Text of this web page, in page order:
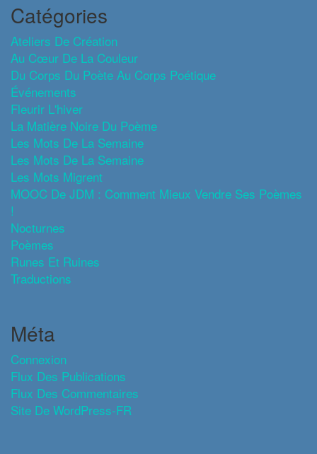
Catégories
Ateliers De Création
Au Cœur De La Couleur
Du Corps Du Poète Au Corps Poétique
Événements
Fleurir L'hiver
La Matière Noire Du Poème
Les Mots De La Semaine
Les Mots De La Semaine
Les Mots Migrent
MOOC De JDM : Comment Mieux Vendre Ses Poèmes
!
Nocturnes
Poèmes
Runes Et Ruines
Traductions
Méta
Connexion
Flux Des Publications
Flux Des Commentaires
Site De WordPress-FR